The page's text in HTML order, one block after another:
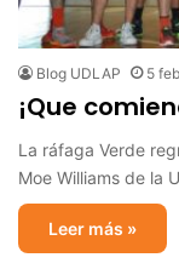
Blog UDLAP 5
¡Que
La ráfaga Verde
Moe Williams de la
Leer más »